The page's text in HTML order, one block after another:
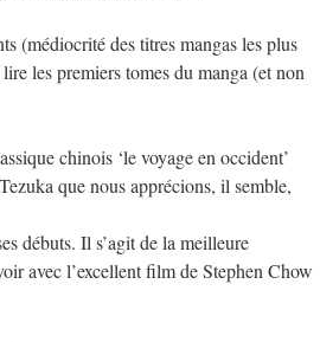
(médiocrité des titres mangas les plus
les premiers tomes du manga (et non
chinois ‘le voyage en occident’
que nous apprécions, il semble,
débuts. Il s’agit de la meilleure
avec l’excellent film de Stephen Chow